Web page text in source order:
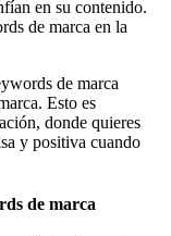
en su contenido.
de marca en la
de marca
Esto es
donde quieres
y positiva cuando
de marca